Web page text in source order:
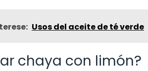
Usos del aceite de té verde
chaya con limón?